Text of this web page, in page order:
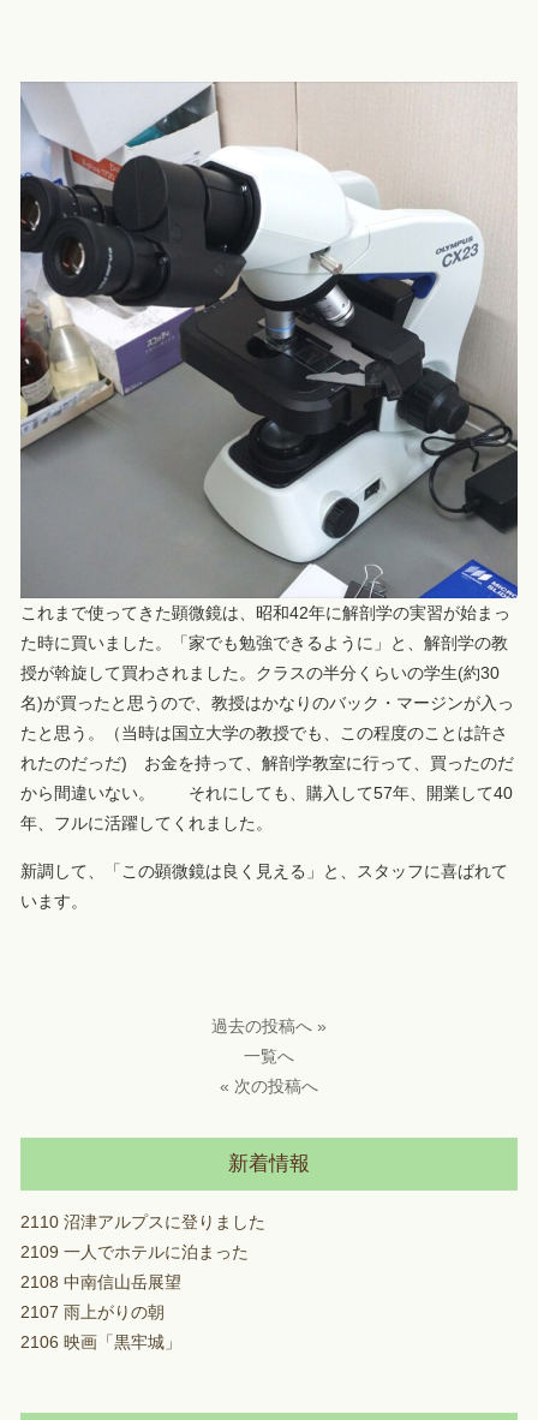
これまで使ってきた顕微鏡は、昭和42年に解剖学の実習が始まっ
た時に買いました。「家でも勉強できるように」と、解剖学の教
授が斡旋して買わされました。クラスの半分くらいの学生(約30
名)が買ったと思うので、教授はかなりのバック・マージンが入っ
たと思う。（当時は国立大学の教授でも、この程度のことは許さ
れたのだっだ) お金を持って、解剖学教室に行って、買ったのだ
から間違いない。 それにしても、購入して57年、開業して40
年、フルに活躍してくれました。
新調して、「この顕微鏡は良く見える」と、スタッフに喜ばれて
います。
過去の投稿へ »
一覧へ
« 次の投稿へ
新着情報
2110 沼津アルプスに登りました
2109 一人でホテルに泊まった
2108 中南信山岳展望
2107 雨上がりの朝
2106 映画「黒牢城」